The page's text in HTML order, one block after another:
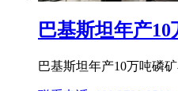
巴基斯坦年产
巴基斯坦年产10万吨磷